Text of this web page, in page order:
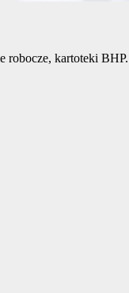
robocze, kartoteki BHP.